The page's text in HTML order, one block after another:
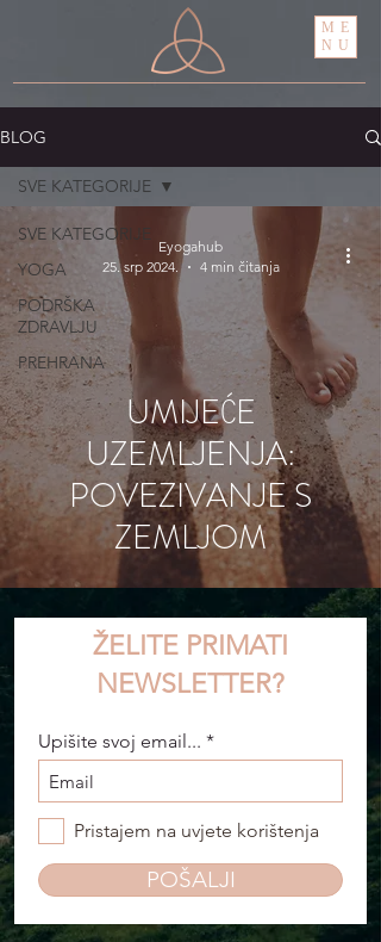
ME
NU
BLOG
SVE KATEGORIJE
YOGA
PODRŠKA
ZDRAVLJU
PREHRANA
SVE KATEGORIJE
UMIJEĆE
UZEMLJENJA:
POVEZIVANJE S
ZEMLJOM
Eyogahub
25. srp 2024.
4 min čitanja
ŽELITE PRIMATI
NEWSLETTER?
Upišite svoj email...
Pristajem na uvjete korištenja
POŠALJI